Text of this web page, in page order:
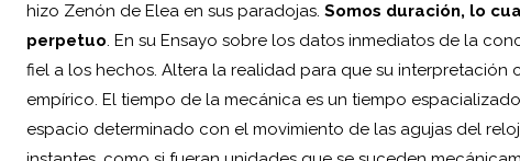
hizo Zenón de Elea en sus paradojas. Somos duración, lo
perpetuo. En su Ensayo sobre los datos inmediatos de la
fiel a los hechos. Altera la realidad para que su
empírico. El tiempo de la mecánica es un tiempo
espacio determinado con el movimiento de las agujas del